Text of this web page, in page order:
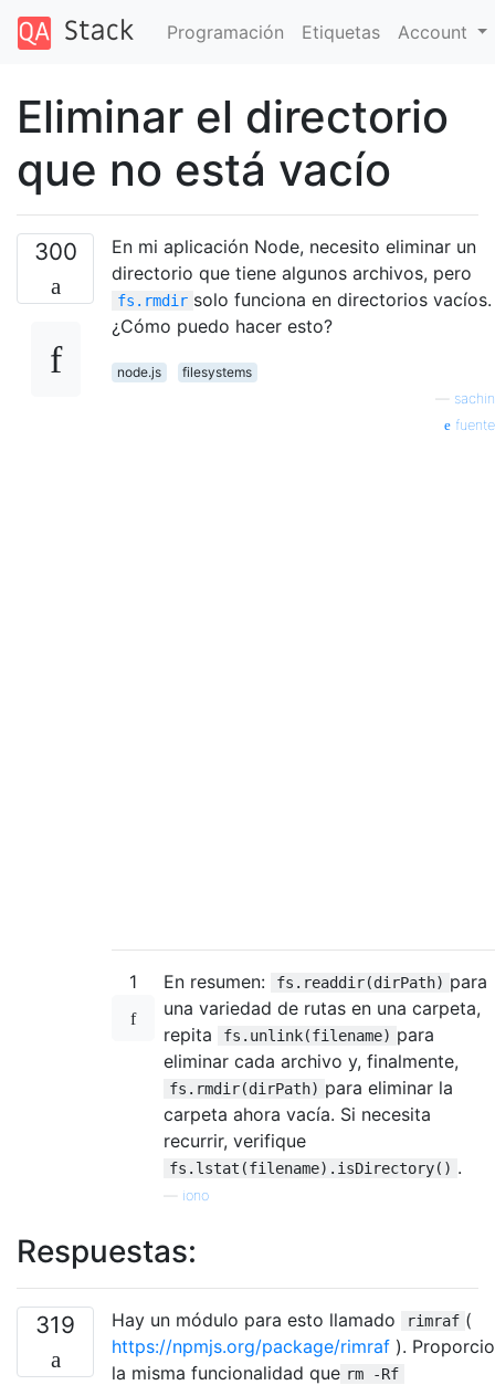
Programación Etiquetas Account
Eliminar el directorio
que no está vacío
300
En mi aplicación Node, necesito eliminar un
directorio que tiene algunos archivos, pero
fs.rmdir solo funciona en directorios vacíos.
¿Cómo puedo hacer esto?
node.js
filesystems
sachin
fuente
1 En resumen: fs.readdir(dirPath) para
una variedad de rutas en una carpeta,
repita
fs.unlink(filename) para
eliminar cada archivo y, finalmente,
fs.rmdir(dirPath) para eliminar la
carpeta ahora vacía. Si necesita
recurrir, verifique
fs.lstat(filename).isDirectory() .
iono
Respuestas:
319 Hay un módulo para esto llamado rimraf (
https://npmjs.org/package/rimraf ).
la misma funcionalidad que rm -Rf